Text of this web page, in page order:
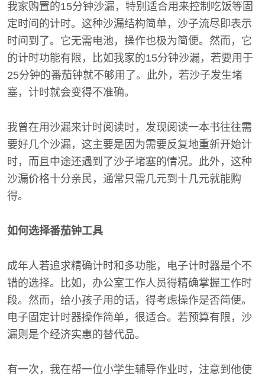
我家购置的15分钟沙漏，特别适合用来控制吃饭等固
定时间的计时。这种沙漏结构简单，沙子流尽即表示
时间到了。它无需电池，操作也极为简便。然而，它
的计时功能有限，比如我家的15分钟沙漏，若要用于
25分钟的番茄钟就不够用了。此外，若沙子发生堵
塞，计时就会变得不准确。
我曾在用沙漏来计时阅读时，发现阅读一本书往往需
要好几个沙漏，这主要是因为需要反复地重新开始计
时，而且中途还遇到了沙子堵塞的情况。此外，这种
沙漏价格十分亲民，通常只需几元到十几元就能购
得。
如何选择番茄钟工具
成年人若追求精确计时和多功能，电子计时器是个不
错的选择。比如，办公室工作人员得精确掌握工作时
段。然而，给小孩子用的话，得考虑操作是否简便。
电子固定计时器操作简单，很适合。若预算有限，沙
漏则是个经济实惠的替代品。
有一次，我在帮一位小学生辅导作业时，注意到他使